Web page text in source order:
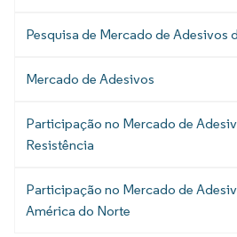
Pesquisa de Mercado de Adesivos
Mercado de Adesivos
Participação no Mercado de
Resistência
Participação no Mercado de
América do Norte